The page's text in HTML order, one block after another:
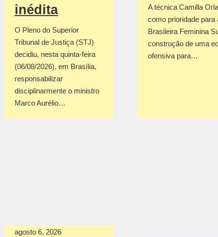
inédita
O Pleno do Superior
Tribunal de Justiça (STJ)
decidiu, nesta quinta-feira
(06/08/2026), em Brasília,
responsabilizar
disciplinarmente o ministro
Marco Aurélio…
A técnica Camilla
como prioridade para
Brasileira Feminina
construção de uma
ofensiva para…
agosto 6, 2026